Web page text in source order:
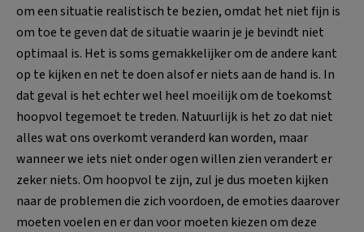
om een situatie realistisch te bezien, omdat het niet fijn is
om toe te geven dat de situatie waarin je je bevindt niet
optimaal is. Het is soms gemakkelijker om de andere kant
op te kijken en net te doen alsof er niets aan de hand is. In
dat geval is het echter wel heel moeilijk om de toekomst
hoopvol tegemoet te treden. Natuurlijk is het zo dat niet
alles wat ons overkomt veranderd kan worden, maar
wanneer we iets niet onder ogen willen zien verandert er
zeker niets. Om hoopvol te zijn, zul je dus moeten kijken
naar de problemen die zich voordoen, de emoties daarover
moeten voelen en er dan voor moeten kiezen om deze